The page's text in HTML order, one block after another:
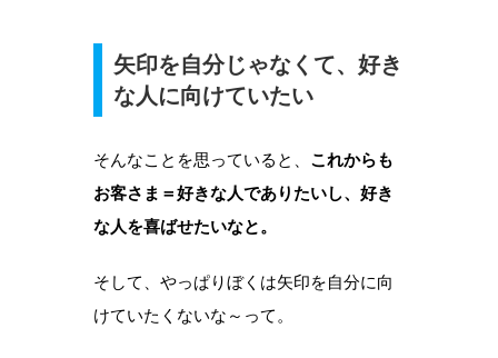
矢印を自分じゃなくて、好き
な人に向けていたい
そんなことを思っていると、 これからも
お客さま＝好きな人でありたいし、好き
な人を喜ばせたいなと。
そして、やっぱりぼくは矢印を自分に向
けていたくないな～って。